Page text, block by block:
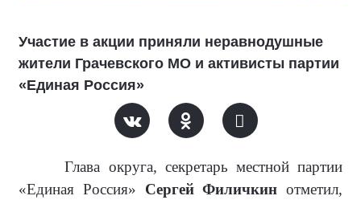
Участие в акции приняли неравнодушные
жители Грачевского МО и активисты партии
«Единая Россия»
Глава округа, секретарь местной партии
«Единая Россия» Сергей Филичкин отметил,